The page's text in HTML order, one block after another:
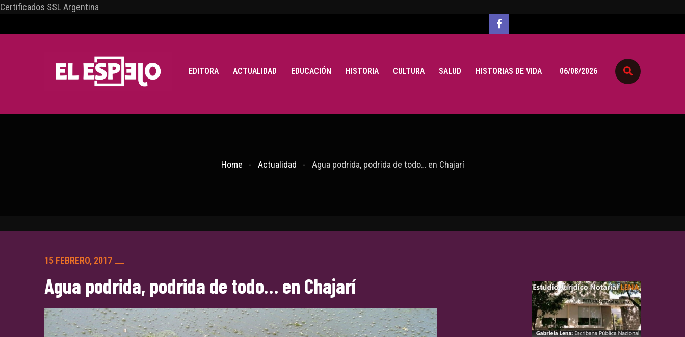
Certificados SSL Argentina
EDITORA ACTUALIDAD EDUCACIÓN HISTORIA CULTURA SALUD HISTORIAS DE VIDA 06/08/2026
Home Actualidad Agua podrida, podrida de todo… en Chajarí
15 FEBRERO, 2017
Agua podrida, podrida de todo… en Chajarí